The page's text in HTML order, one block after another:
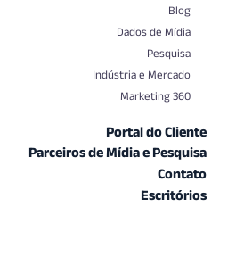
Dados de Mídia
Indústria e Mercado
Marketing 360
Portal do
Parceiros de Mídia e